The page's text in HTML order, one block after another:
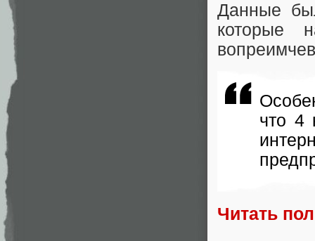
Данные
которые
что 4
Читать